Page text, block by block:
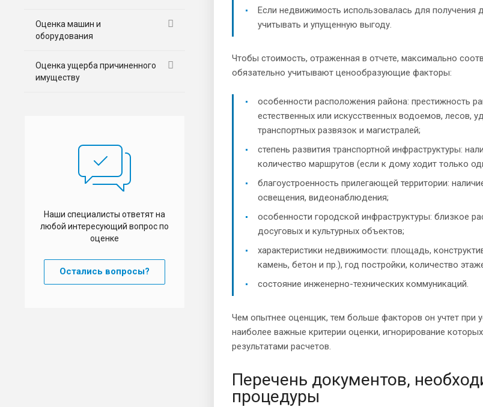
Если недвижимость использовалась для
учитывать и упущенную выгоду.
Чтобы стоимость, отраженная в отчете, максимально
обязательно учитывают ценообразующие факторы:
особенности расположения района: престижность
естественных или искусственных водоемов, лесов,
транспортных развязок и магистралей;
степень развития транспортной инфраструктуры:
количество маршрутов (если к дому ходит только
благоустроенность прилегающей территории:
освещения, видеонаблюдения;
особенности городской инфраструктуры: близкое
досуговых и культурных объектов;
характеристики недвижимости: площадь,
камень, бетон и пр.), год постройки, количество
состояние инженерно-технических коммуникаций.
Чем опытнее оценщик, тем больше факторов он учтет при
наиболее важные критерии оценки, игнорирование
результатами расчетов.
Перечень документов,
процедуры
Оценка машин и
оборудования
Оценка ущерба причиненного
имуществу
Наши специалисты ответят на
любой интересующий вопрос по
оценке
Остались вопросы?